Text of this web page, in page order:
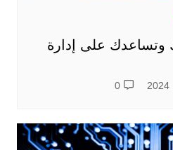
وتساعدك على إدارة
0